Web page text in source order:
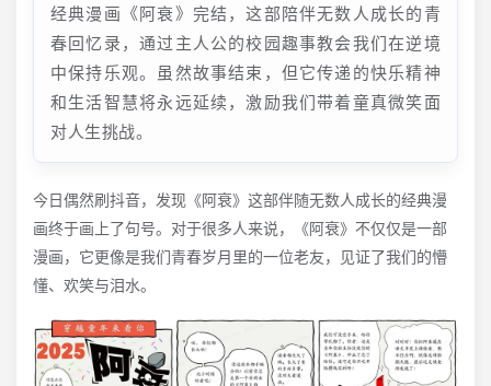
经典漫画《阿衰》完结，这部陪伴无数人成长的青
春回忆录，通过主人公的校园趣事教会我们在逆境
中保持乐观。虽然故事结束，但它传递的快乐精神
和生活智慧将永远延续，激励我们带着童真微笑面
对人生挑战。
今日偶然刷抖音，发现《阿衰》这部伴随无数人成长的经典漫
画终于画上了句号。对于很多人来说，《阿衰》不仅仅是一部
漫画，它更像是我们青春岁月里的一位老友，见证了我们的懵
懂、欢笑与泪水。